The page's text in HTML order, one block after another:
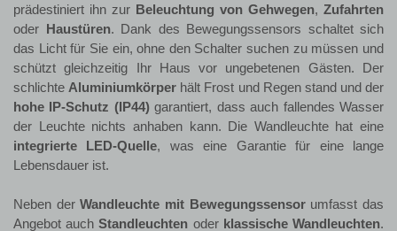
prädestiniert ihn zur Beleuchtung von Gehwegen, Zufahrten
oder Haustüren. Dank des Bewegungssensors schaltet sich
das Licht für Sie ein, ohne den Schalter suchen zu müssen und
schützt gleichzeitig Ihr Haus vor ungebetenen Gästen. Der
schlichte Aluminiumkörper hält Frost und Regen stand und der
hohe IP-Schutz (IP44)garantiert, dass auch fallendes Wasser
der Leuchte nichts anhaben kann. Die Wandleuchte hat eine
integrierte LED-Quelle, was eine Garantie für eine lange
Lebensdauer ist.
Neben derWandleuchte mit Bewegungssensorumfasst das
Angebot auchStandleuchten oder klassische Wandleuchten.